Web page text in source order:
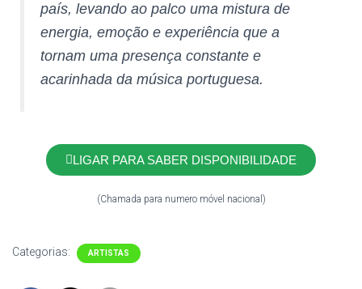
país, levando ao palco uma mistura de
energia, emoção e experiência que a
tornam uma presença constante e
acarinhada da música portuguesa.
LIGAR PARA SABER DISPONIBILIDADE
(Chamada para numero móvel nacional)
Categorias: ARTISTAS